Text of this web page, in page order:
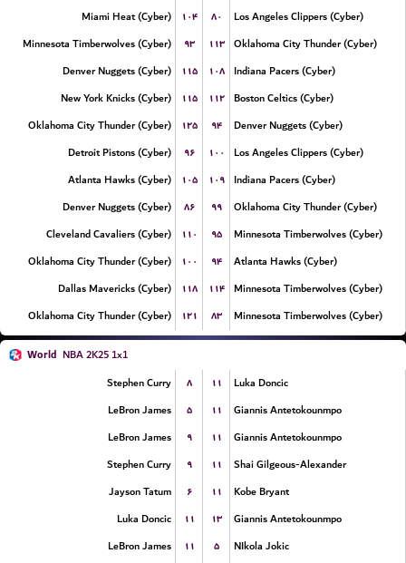
Miami Heat (Cyber)
۱۰۴ ۸۰
Los Angeles Clippers (Cyber)
Minnesota Timberwolves (Cyber)
۹۳ ۱۱۳ Oklahoma City Thunder (Cyber)
Denver Nuggets (Cyber)
۱۱۵ ۱۰۸
Indiana Pacers (Cyber)
New York Knicks (Cyber)
۱۱۵ ۱۱۲
Boston Celtics (Cyber)
Oklahoma City Thunder (Cyber)
۱۲۵ ۹۴
Denver Nuggets (Cyber)
Detroit Pistons (Cyber)
۹۶ ۱۰۰
Los Angeles Clippers (Cyber)
Atlanta Hawks (Cyber)
۱۰۵ ۱۰۹
Indiana Pacers (Cyber)
Denver Nuggets (Cyber)
۸۶ ۹۹
Oklahoma City Thunder (Cyber)
Cleveland Cavaliers (Cyber)
۱۱۰ ۹۵
Minnesota Timberwolves (Cyber)
Oklahoma City Thunder (Cyber)
۱۰۰ ۹۴
Atlanta Hawks (Cyber)
Dallas Mavericks (Cyber)
۱۱۸ ۱۱۴
Minnesota Timberwolves (Cyber)
Oklahoma City Thunder (Cyber)
۱۲۱ ۸۳ Minnesota Timberwolves (Cyber)
World NBA 2K25 1x1
Stephen Curry
۸ ۱۱
Luka Doncic
LeBron James
۵ ۱۱
Giannis Antetokounmpo
LeBron James
۹ ۱۱
Giannis Antetokounmpo
Stephen Curry
۹ ۱۱
Shai Gilgeous-Alexander
Jayson Tatum
۶ ۱۱
Kobe Bryant
Luka Doncic
۱۱ ۱۳
Giannis Antetokounmpo
LeBron James
۱۱ ۵
NIkola Jokic